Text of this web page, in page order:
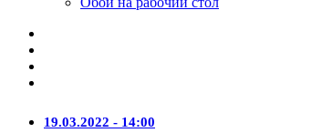
19.03.2022 - 14:00